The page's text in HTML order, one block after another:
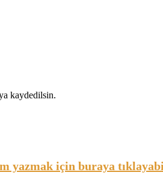
kaydedilsin.
yazmak için buraya